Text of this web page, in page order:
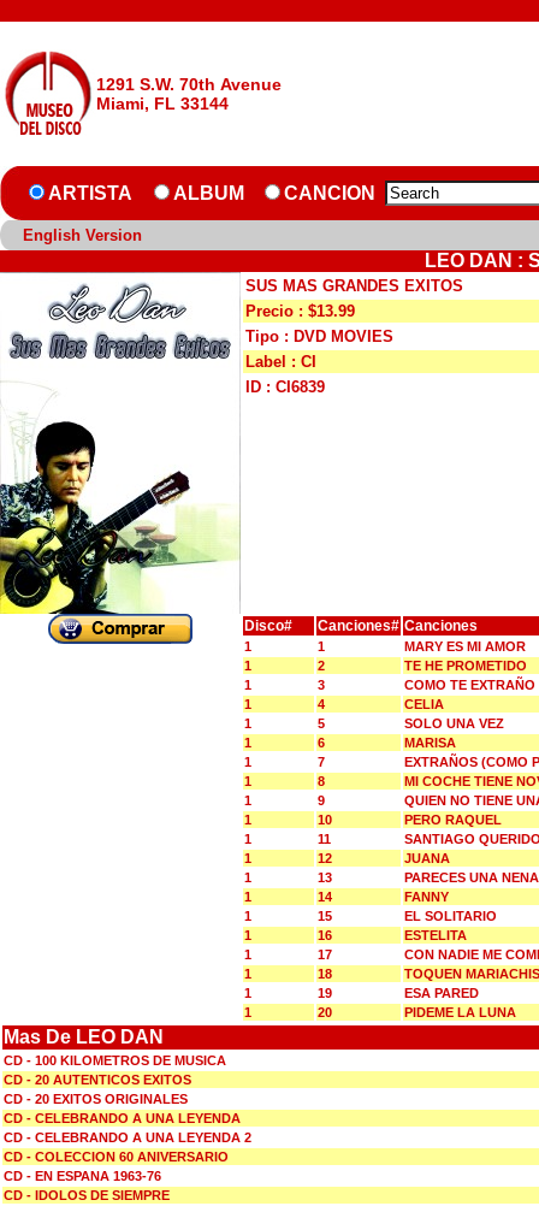
1291 S.W. 70th Avenue
Miami, FL 33144
ARTISTA ALBUM CANCION
English Version
LEO DAN :
SUS MAS GRANDES EXITOS
Precio : $13.99
Tipo : DVD MOVIES
Label : CI
ID : CI6839
Disco# Canciones# Canciones
1 1
MARY ES MI AMOR
1
2
TE HE PROMETIDO
1
3
COMO TE EXTRAÑO
1
4
CELIA
1
5
SOLO UNA VEZ
1
6
MARISA
1
7
EXTRAÑOS (COMO
1
8
MI COCHE TIENE
1
9
QUIEN NO TIENE
1
10
PERO RAQUEL
1
11
SANTIAGO
1
12
JUANA
1
13
PARECES UNA NENA
1
14
FANNY
1
15
EL SOLITARIO
1
16
ESTELITA
1
17
CON NADIE ME
1
18
TOQUEN
1
19
ESA PARED
1
20 PIDEME LA LUNA
Mas De LEO DAN
CD - 100 KILOMETROS DE MUSICA
CD - 20 AUTENTICOS EXITOS
CD - 20 EXITOS ORIGINALES
CD - CELEBRANDO A UNA LEYENDA
CD - CELEBRANDO A UNA LEYENDA 2
CD - COLECCION 60 ANIVERSARIO
CD - EN ESPANA 1963-76
CD - IDOLOS DE SIEMPRE